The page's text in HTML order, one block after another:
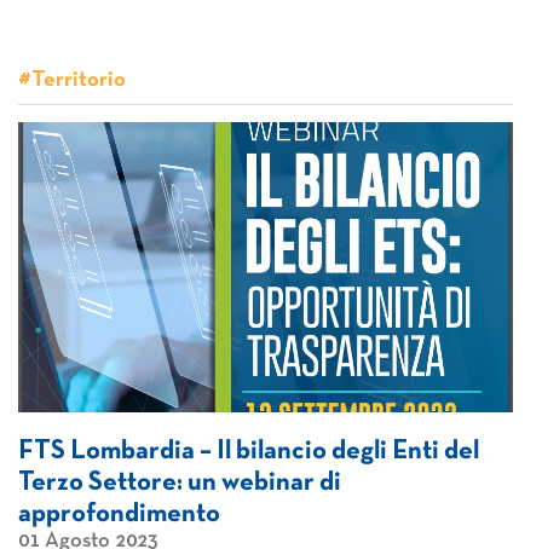
#Territorio
FTS Lombardia – Il bilancio degli Enti del
Terzo Settore: un webinar di
approfondimento
01 Agosto 2023